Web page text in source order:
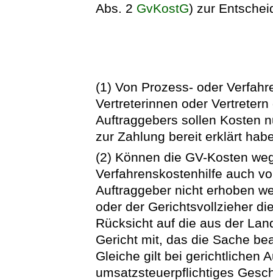
Abs. 2 GvKostG) zur
(1) Von Prozess- oder
Vertreterinnen oder
Auftraggebers sollen Kosten
zur Zahlung bereit erklärt
(2) Können die GV-Kosten
Verfahrenskostenhilfe auch
Auftraggeber nicht erhoben
oder der Gerichtsvollzieher
Rücksicht auf die aus der
Gericht mit, das die Sache
Gleiche gilt bei gerichtlichen
umsatzsteuerpflichtiges